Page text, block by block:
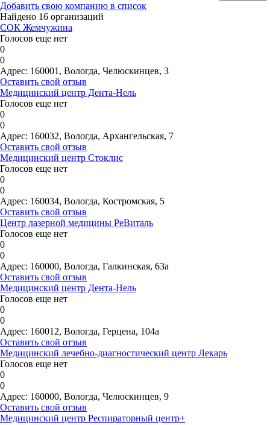
Добавить свою компанию в список
Найдено 16 организаций
СОК Жемчужина
Голосов еще нет
0
0
Адрес: 160001, Вологда, Челюскинцев, 3
Оставить свой отзыв
Медицинский центр Дента-Нель
Голосов еще нет
0
0
Адрес: 160032, Вологда, Архангельская, 7
Оставить свой отзыв
Медицинский центр Стоклис
Голосов еще нет
0
0
Адрес: 160034, Вологда, Костромская, 5
Оставить свой отзыв
Центр лазерной медицины РеВиталь
Голосов еще нет
0
0
Адрес: 160000, Вологда, Галкинская, 63а
Оставить свой отзыв
Медицинский центр Дента-Нель
Голосов еще нет
0
0
Адрес: 160012, Вологда, Герцена, 104а
Оставить свой отзыв
Медицинский лечебно-диагностический центр Лекарь
Голосов еще нет
0
0
Адрес: 160000, Вологда, Челюскинцев, 9
Оставить свой отзыв
Медицинский центр Респираторный центр+